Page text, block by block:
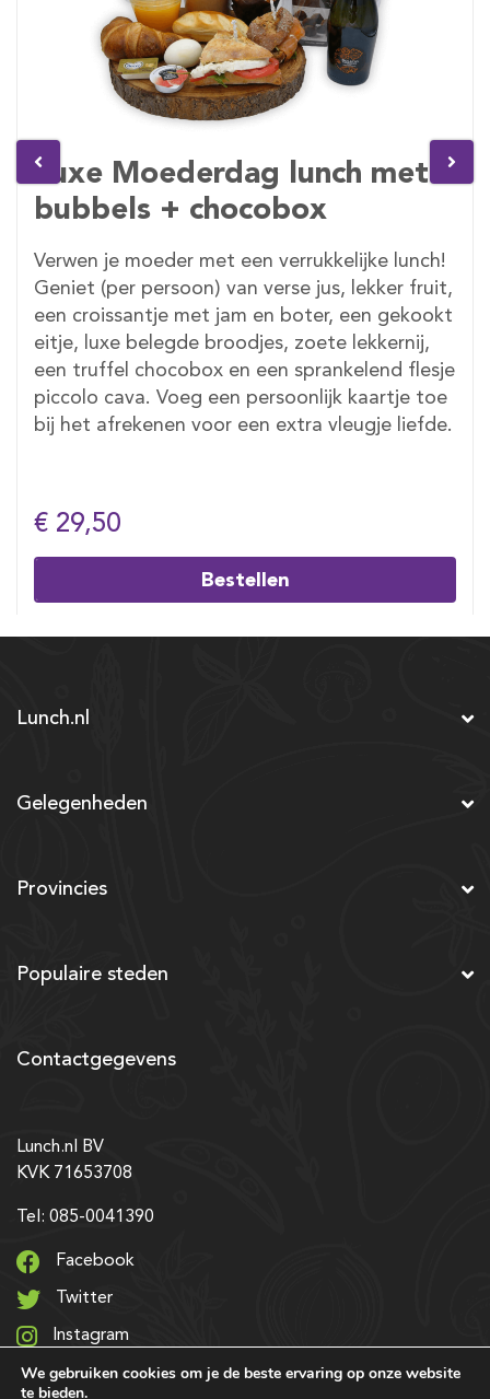
Luxe Moederdag lunch met
bubbels + chocobox
Verwen je moeder met een verrukkelijke lunch!
Geniet (per persoon) van verse jus, lekker fruit,
een croissantje met jam en boter, een gekookt
eitje, luxe belegde broodjes, zoete lekkernij,
een truffel chocobox en een sprankelend flesje
piccolo cava. Voeg een persoonlijk kaartje toe
bij het afrekenen voor een extra vleugje liefde.
€ 29,50
Bestellen
Lunch.nl
Gelegenheden
Provincies
Populaire steden
Contactgegevens
Lunch.nl BV
KVK 71653708
Tel: 085-0041390
Facebook
Twitter
Instagram
LinkedIn
We gebruiken cookies om je de beste ervaring op onze website
te bieden.